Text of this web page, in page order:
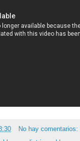
No hay comentarios: